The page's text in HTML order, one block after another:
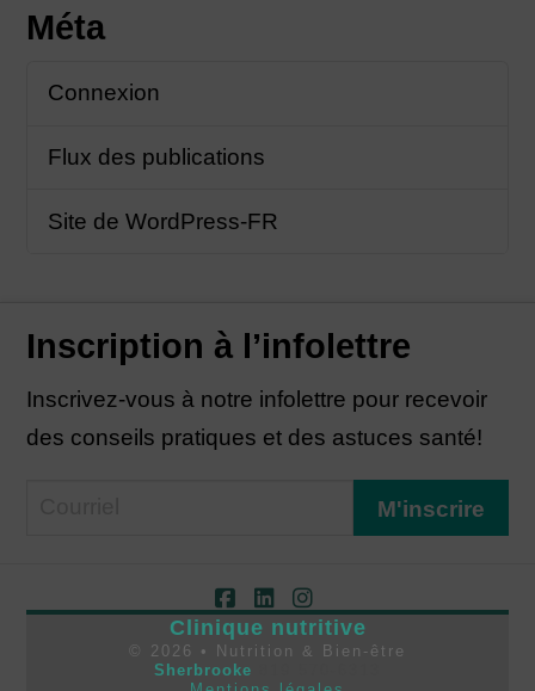
Méta
Connexion
Flux des publications
Site de WordPress-FR
Inscription à l’infolettre
Inscrivez-vous à notre infolettre pour recevoir
des conseils pratiques et des astuces santé!
Facebook
LinkedIn
Instagram
Clinique nutritive
© 2026
• Nutrition & Bien-être
Sherbrooke